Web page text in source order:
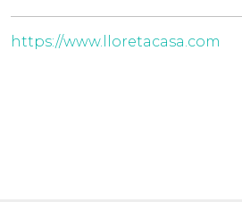
https://www.lloretacasa.com